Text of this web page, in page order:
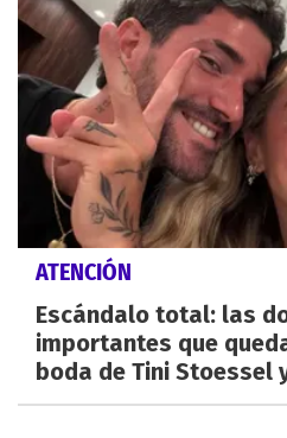
ATENCIÓN
Escándalo total: las
importantes que
boda de Tini Stoessel